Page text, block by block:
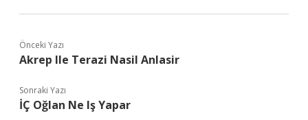
Önceki Yazı
Akrep Ile Terazi Nasil Anlasir
Sonraki Yazı
İÇ Oğlan Ne Iş Yapar